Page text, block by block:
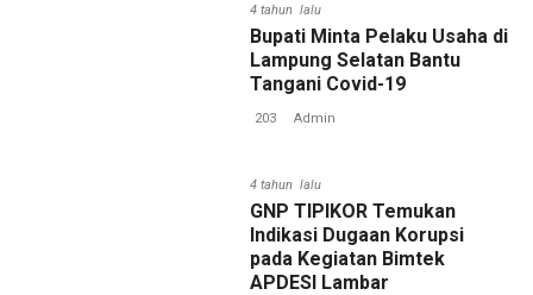
4 tahun lalu
Bupati Minta Pelaku Usaha di
Lampung Selatan Bantu
Tangani Covid-19
203 Admin
4 tahun lalu
GNP TIPIKOR Temukan
Indikasi Dugaan Korupsi
pada Kegiatan Bimtek
APDESI Lambar